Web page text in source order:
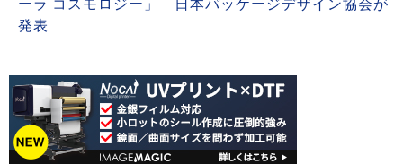
ーラ コスモロジー」 日本パッケージデザイン協会が
発表